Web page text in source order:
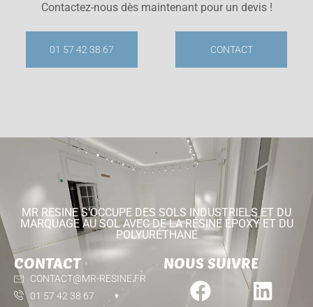
Contactez-nous dès maintenant pour un devis !
01 57 42 38 67 CONTACT
MR RESINE S'OCCUPE DES SOLS INDUSTRIELS ET DU
MARQUAGE AU SOL AVEC DE LA RÉSINE ÉPOXY ET DU
POLYURÉTHANE
CONTACT
CONTACT@MR-RESINE.FR
01 57 42 38 67
NOUS SUIVRE